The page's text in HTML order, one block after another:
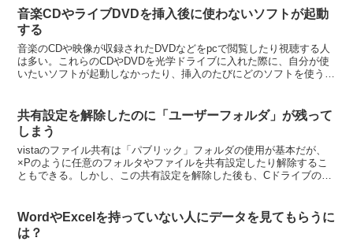
音楽CDやライブDVDを挿入後に使わないソフトが起動
する
音楽のCDや映像が収録されたDVDなどをpcで閲覧したり視聴する人
は多い。これらのCDやDVDを光学ドライブに入れた際に、自分が使
いたいソフトが起動しなかったり、挿入のたびにどのソフトを使うか
共有設定を解除したのに「ユーザーフォルダ」が残って
しまう
vistaのファイル共有は「パブリック」フォルダの使用が基本だが、
×Pのように任意のフォルタやファイルを共有設定したり解除するこ
ともできる。しかし、この共有設定を解除した後も、Cドライブの直
WordやExcelを持っていない人にデータを見てもらうに
は？